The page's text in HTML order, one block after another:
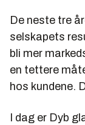
De neste tre
selskapets
bli mer
en tettere
hos kundene.
I dag er Dyb